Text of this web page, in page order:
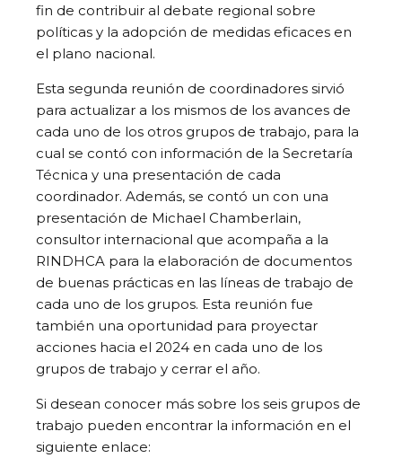
fin de contribuir al debate regional sobre
políticas y la adopción de medidas eficaces en
el plano nacional.
Esta segunda reunión de coordinadores sirvió
para actualizar a los mismos de los avances de
cada uno de los otros grupos de trabajo, para la
cual se contó con información de la Secretaría
Técnica y una presentación de cada
coordinador. Además, se contó un con una
presentación de Michael Chamberlain,
consultor internacional que acompaña a la
RINDHCA para la elaboración de documentos
de buenas prácticas en las líneas de trabajo de
cada uno de los grupos. Esta reunión fue
también una oportunidad para proyectar
acciones hacia el 2024 en cada uno de los
grupos de trabajo y cerrar el año.
Si desean conocer más sobre los seis grupos de
trabajo pueden encontrar la información en el
siguiente enlace: